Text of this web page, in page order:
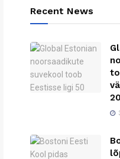
Recent News